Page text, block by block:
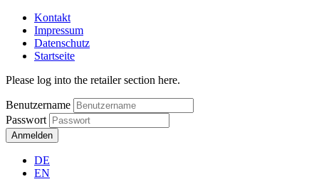
Kontakt
Impressum
Datenschutz
Startseite
Please log into the retailer section here.
Benutzername
Passwort
Anmelden
DE
EN